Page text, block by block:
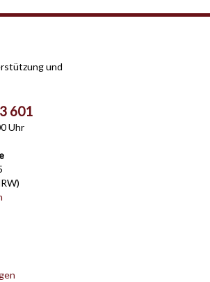
und
601
Uhr